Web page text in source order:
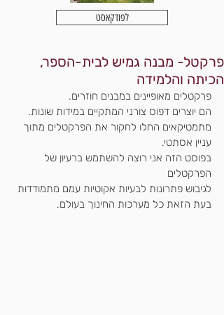
לפודקאסט
פרקטל- מבנה גמיש לבית-הספר,
הכיתה והלמידה
פרקטלים מאופיינים במבנים חוזרים.
הם יוצרים דפוס צורני המתקיים במידות שונות.
מתמטיקאים החלו לחקור את הפרקטלים מתוך
עניין אסתטי.
בפוסט הזה אני רוצה להשתמש ברעיון של
הפרקטלים
לגיבוש פתרונות לבעיות אקוטיות עמם מתמודדות
בעת הזאת כל מערכות החינוך בעולם.